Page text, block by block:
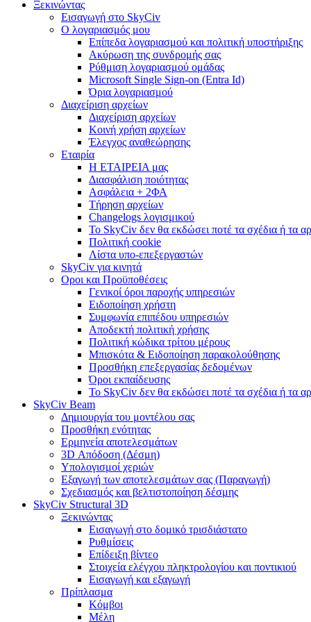
Ξεκινώντας
Εισαγωγή στο SkyCiv
Ο λογαριασμός μου
Επίπεδα λογαριασμού και πολιτική υποστήριξης
Ακύρωση της συνδρομής σας
Ρύθμιση λογαριασμού ομάδας
Microsoft Single Sign-on (Entra Id)
Όρια λογαριασμού
Διαχείριση αρχείων
Διαχείριση αρχείων
Κοινή χρήση αρχείων
Έλεγχος αναθεώρησης
Εταιρία
Η ΕΤΑΙΡΕΙΑ μας
Διασφάλιση ποιότητας
Ασφάλεια + 2ΦΑ
Τήρηση αρχείων
Changelogs λογισμικού
Το SkyCiv δεν θα εκδώσει ποτέ τα σχέδια ή τα
Πολιτική cookie
Λίστα υπο-επεξεργαστών
SkyCiv για κινητά
Οροι και Προϋποθέσεις
Γενικοί όροι παροχής υπηρεσιών
Ειδοποίηση χρήστη
Συμφωνία επιπέδου υπηρεσιών
Αποδεκτή πολιτική χρήσης
Πολιτική κώδικα τρίτου μέρους
Μπισκότα & Ειδοποίηση παρακολούθησης
Προσθήκη επεξεργασίας δεδομένων
Όροι εκπαίδευσης
Το SkyCiv δεν θα εκδώσει ποτέ τα σχέδια ή τα
SkyCiv Beam
Δημιουργία του μοντέλου σας
Προσθήκη ενότητας
Ερμηνεία αποτελεσμάτων
3D Απόδοση (Δέσμη)
Υπολογισμοί χεριών
Εξαγωγή των αποτελεσμάτων σας (Παραγωγή)
Σχεδιασμός και βελτιστοποίηση δέσμης
SkyCiv Structural 3D
Ξεκινώντας
Εισαγωγή στο δομικό τρισδιάστατο
Ρυθμίσεις
Επίδειξη βίντεο
Στοιχεία ελέγχου πληκτρολογίου και ποντικιού
Εισαγωγή και εξαγωγή
Πρίπλασμα
Κόμβοι
Μέλη